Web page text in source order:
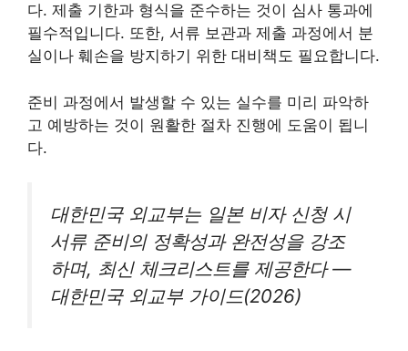
다. 제출 기한과 형식을 준수하는 것이 심사 통과에
필수적입니다. 또한, 서류 보관과 제출 과정에서 분
실이나 훼손을 방지하기 위한 대비책도 필요합니다.
준비 과정에서 발생할 수 있는 실수를 미리 파악하
고 예방하는 것이 원활한 절차 진행에 도움이 됩니
다.
대한민국 외교부는 일본 비자 신청 시
서류 준비의 정확성과 완전성을 강조
하며, 최신 체크리스트를 제공한다 —
대한민국 외교부 가이드(2026)